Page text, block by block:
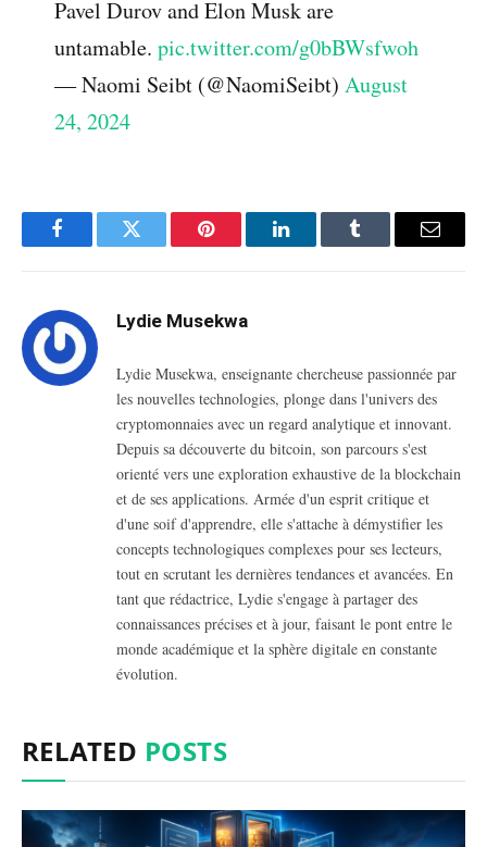
Pavel Durov and Elon Musk are
untamable.pic.twitter.com/g0bBWsfwoh
— Naomi Seibt (@NaomiSeibt)August
24, 2024
FacebookTwitter Pinterest LinkedInTumblr Email
Lydie Musekwa
Lydie Musekwa, enseignante chercheuse passionnée par
les nouvelles technologies, plonge dans l'univers des
cryptomonnaies avec un regard analytique et innovant.
Depuis sa découverte du bitcoin, son parcours s'est
orienté vers une exploration exhaustive de la blockchain
et de ses applications. Armée d'un esprit critique et
d'une soif d'apprendre, elle s'attache à démystifier les
concepts technologiques complexes pour ses lecteurs,
tout en scrutant les dernières tendances et avancées. En
tant que rédactrice, Lydie s'engage à partager des
connaissances précises et à jour, faisant le pont entre le
monde académique et la sphère digitale en constante
évolution.
RELATED POSTS